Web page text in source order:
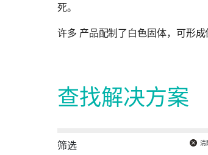
所有 MOLYKOTE
死。
许多 产品配制了白色固体，可形成
查找解决方案
筛选 清